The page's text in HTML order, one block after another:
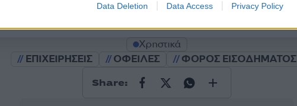
Data Deletion Data Access Privacy Policy
Χρηστικά
ΕΠΙΧΕΙΡΗΣΕΙΣ
ΟΦΕΙΛΕΣ ΦΟΡΟΣ ΕΙΣΟΔΗΜΑΤΟΣ
Share: